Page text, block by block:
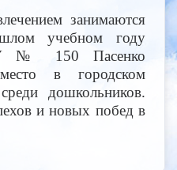
занимаются
учебном году
№ 150 Пасенко
в городском
дошкольников.
и новых побед в